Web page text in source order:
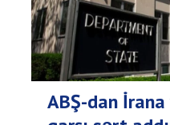
ABŞ-dan